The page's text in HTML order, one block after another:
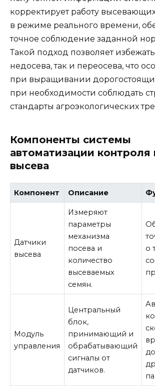
корректирует работу
в режиме реального времени,
точное соблюдение заданной
Такой подход позволяет
недосева, так и переосева, что
при выращивании
при необходимости соблюдать
стандарты агроэкологических
Компоненты системы
автоматизации
высева
Компонент Описание
Датчики
высева
Измеряют
параметры
механизма
посева и
количество
высеваемых
семян.
о
Модуль
управления
Центральный
блок,
принимающий и
обрабатывающий
сигналы от
датчиков.